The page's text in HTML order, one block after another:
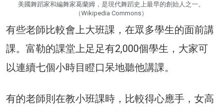
美國舞蹈家和編舞家葛蘭姆，是現代舞蹈史上最早的創始人之一。
（Wikipedia Commons）
有些老師比較會上大班課，在眾多學生的面前講
課。富勒的課堂上足足有2,000個學生，大家可
以連續七個小時目瞪口呆地聽他講課。
有的老師則在教小班課時，比較得心應手，女高